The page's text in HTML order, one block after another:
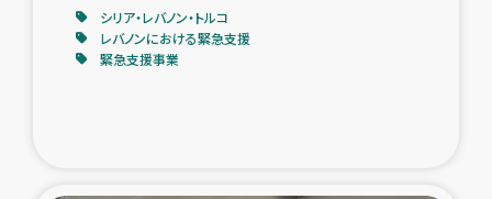
シリア・レバノン・トルコ
レバノンにおける緊急支援
緊急支援事業